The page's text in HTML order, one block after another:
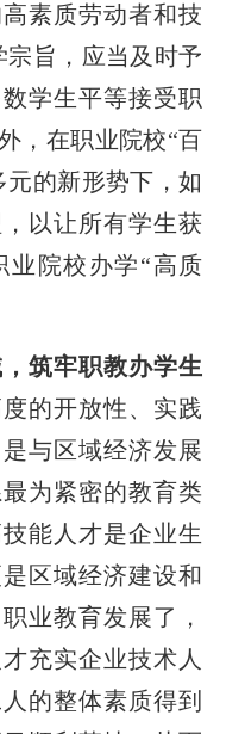
素质劳动者和技
宗旨，应当及时予
学生平等接受职
，在职业院校“百
的新形势下，如
以让所有学生获
业院校办学“高质
筑牢职教办学生
的开放性、实践
与区域经济发展
为紧密的教育类
能人才是企业生
区域经济建设和
业教育发展了，
充实企业技术人
的整体素质得到